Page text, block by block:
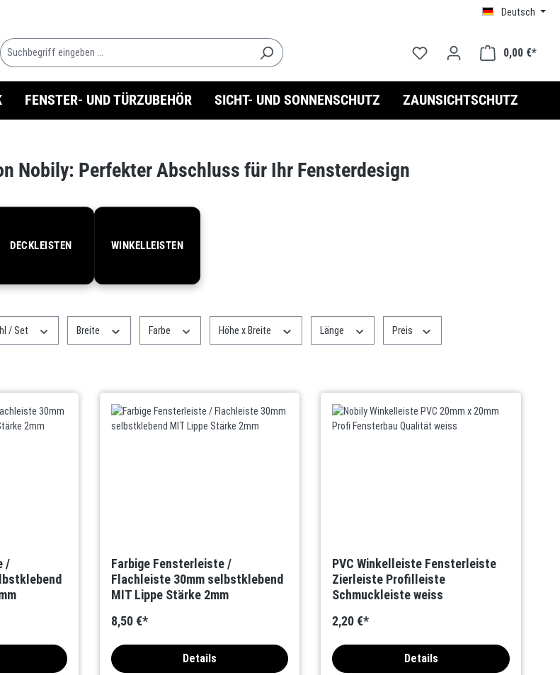
Deutsch
0,00 €*
FENSTER- UND TÜRZUBEHÖR SICHT- UND SONNENSCHUTZ ZAUNSICHTSCHUTZ
Nobily: Perfekter Abschluss für Ihr Fensterdesign
DECKLEISTEN WINKELLEISTEN
/ Set Breite Farbe Höhe x Breite Länge Preis
/
Farbige Fensterleiste /
Flachleiste 30mm selbstklebend
MIT Lippe Stärke 2mm
8,50 €*
Details
PVC Winkelleiste Fensterleiste
Zierleiste Profilleiste
Schmuckleiste weiss
2,20 €*
Details